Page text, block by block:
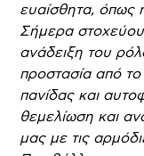
ευαίσθητα, όπως
Σήμερα
ανάδειξη του
προστασία από
πανίδας και
θεμελίωση και
μας με τις